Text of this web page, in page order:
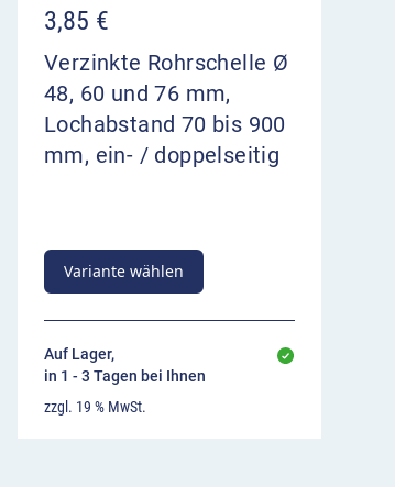
3,85 €
Verzinkte Rohrschelle Ø
48, 60 und 76 mm,
Lochabstand 70 bis 900
mm, ein- / doppelseitig
Variante wählen
Auf Lager,
in 1 - 3 Tagen bei Ihnen
zzgl. 19 % MwSt.